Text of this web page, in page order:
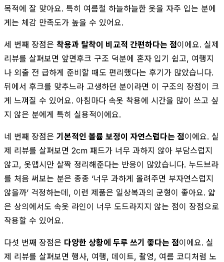
목적에 잘 맞아요. 특히 여름철 하늘하늘한 옷을 자주 입는 분에
게는 체감 만족도가 높을 수 있어요.
세 번째 장점은 착용과 탈착이 비교적 간편하다는 점이에요. 실제
리뷰를 살펴보면 앞면후크 구조 덕분에 혼자 입기 쉽고, 여행지
나 외출 전 급하게 준비할 때도 편리했다는 후기가 많았습니다.
뒤에서 후크를 맞추느라 고생하던 분이라면 이 구조의 장점이 크
게 느껴질 수 있어요. 아침마다 속옷 착용에 시간을 많이 쓰고 싶
지 않은 분에게 특히 실용적이에요.
네 번째 장점은 기본적인 볼륨 보정이 자연스럽다는 점이에요. 실
제 리뷰를 살펴보면 2cm 패드가 너무 과하지 않아 부담스럽지
않고, 옷맵시만 살짝 정리해준다는 반응이 많았습니다. 누드브라
를 처음 써보는 분은 종종 ‘너무 과하게 올려주면 부자연스럽지
않을까’ 걱정하는데, 이런 제품은 일상복과의 균형이 좋아요. 얇
은 상의에서도 속옷 라인이 너무 도드라지지 않는 점이 장점으로
작용할 수 있어요.
다섯 번째 장점은 다양한 상황에 두루 쓰기 좋다는 점이에요. 실
제 리뷰를 살펴보면 행사, 여행, 데이트, 촬영, 여름 코디처럼 노